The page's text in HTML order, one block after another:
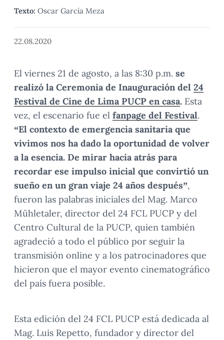
Texto: Oscar García Meza
22.08.2020
El viernes 21 de agosto, a las 8:30 p.m. se
realizó la Ceremonia de Inauguración del 24
Festival de Cine de Lima PUCP en casa. Esta
vez, el escenario fue el fanpage del Festival.
“El contexto de emergencia sanitaria que
vivimos nos ha dado la oportunidad de volver
a la esencia. De mirar hacia atrás para
recordar ese impulso inicial que convirtió un
sueño en un gran viaje 24 años después”,
fueron las palabras iniciales del Mag. Marco
Mühletaler, director del 24 FCL PUCP y del
Centro Cultural de la PUCP, quien también
agradeció a todo el público por seguir la
transmisión online y a los patrocinadores que
hicieron que el mayor evento cinematográfico
del país fuera posible.
Esta edición del 24 FCL PUCP está dedicada al
Mag. Luis Repetto, fundador y director del